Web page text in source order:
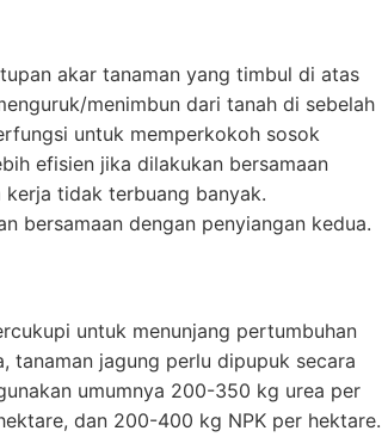
akar tanaman yang timbul di atas
menimbun dari tanah di sebelah
untuk memperkokoh sosok
efisien jika dilakukan bersamaan
tidak terbuang banyak.
bersamaan dengan penyiangan kedua.
untuk menunjang pertumbuhan
tanaman jagung perlu dipupuk secara
umumnya 200-350 kg urea per
dan 200-400 kg NPK per hektare.